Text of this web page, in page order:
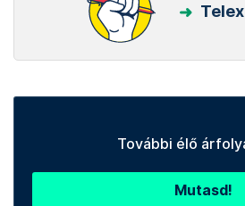
További élő
Mutasd!